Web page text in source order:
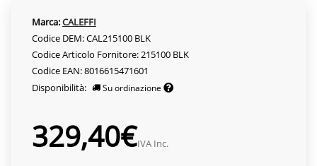
Marca:CALEFFI
Codice DEM: CAL215100 BLK
Codice Articolo Fornitore: 215100 BLK
Codice EAN: 8016615471601
Disponibilità:
Su ordinazione
329,40€IVA Inc.